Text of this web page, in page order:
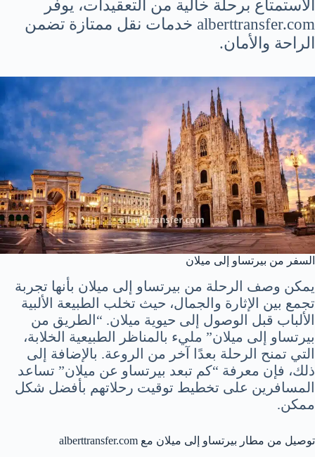
الاستمتاع برحلة خالية من التعقيدات، يوفر
alberttransfer.com خدمات نقل ممتازة تضمن
الراحة والأمان.
السفر من بيرتساو إلى ميلان
يمكن وصف الرحلة من بيرتساو إلى ميلان بأنها تجربة
تجمع بين الإثارة والجمال، حيث تخلب الطبيعة الألبية
الألباب قبل الوصول إلى حيوية ميلان. “الطريق من
بيرتساو إلى ميلان” مليء بالمناظر الطبيعية الخلابة،
التي تمنح الرحلة بعدًا آخر من الروعة. بالإضافة إلى
ذلك، فإن معرفة “كم تبعد بيرتساو عن ميلان” تساعد
المسافرين على تخطيط توقيت رحلاتهم بأفضل شكل
ممكن.
توصيل من مطار بيرتساو إلى ميلان مع alberttransfer.com